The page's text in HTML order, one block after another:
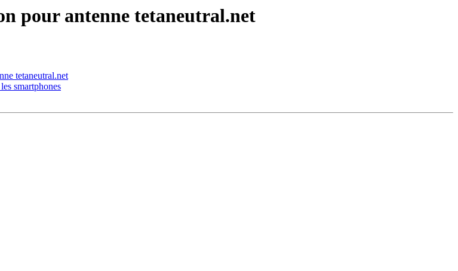
pour antenne tetaneutral.net
tetaneutral.net
smartphones